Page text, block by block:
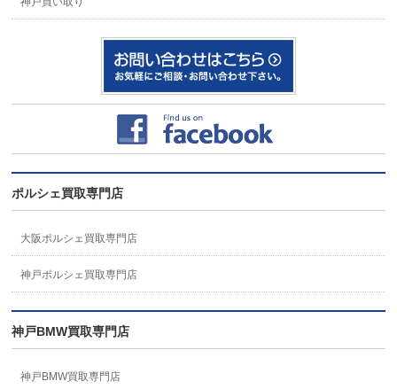
ポルシェ買取専門店
大阪ポルシェ買取専門店
神戸ポルシェ買取専門店
神戸BMW買取専門店
神戸BMW買取専門店